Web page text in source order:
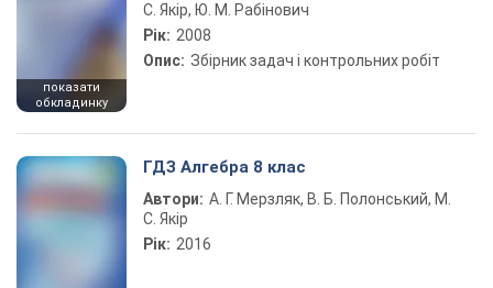
показати
обкладинку
С. Якір, Ю. М. Рабінович
Рік: 2008
Опис: Збірник задач і контрольних робіт
ГДЗ Алгебра 8 клас
Автори: А. Г. Мерзляк, В. Б. Полонський, М.
С. Якір
Рік: 2016